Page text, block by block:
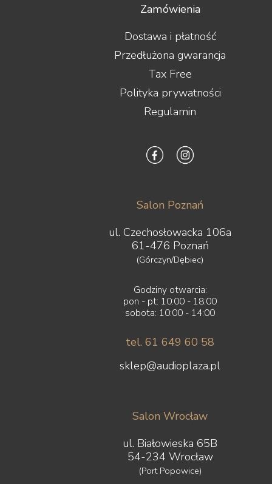
Zamówienia
Dostawa i płatność
Przedłużona gwarancja
Tax Free
Polityka prywatności
Regulamin
Salon Poznań
ul. Czechosłowacka 106a
61-476 Poznań
(Górczyn/Dębiec)
Godziny otwarcia:
pon - pt: 10:00 - 18:00
sobota: 10:00 - 14:00
tel. 61 649 60 58
sklep@audioplaza.pl
Salon Wrocław
ul. Białowieska 65B
54-234 Wrocław
(Port Popowice)